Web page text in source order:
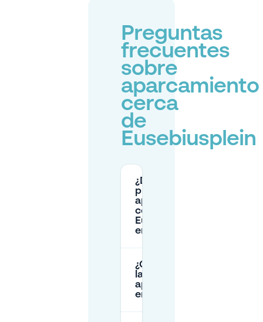
Preguntas
frecuentes
sobre
aparcamiento
cerca
de
Eusebiusplein
¿Dónde
puedo
aparcar
cerca de
Eusebiusplein
en Arnhem?
¿Cuáles son
las tarifas de
aparcamiento
en Arnhem?